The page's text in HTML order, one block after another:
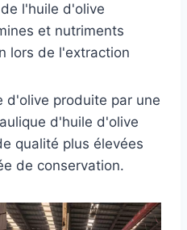
l'huile d'olive
et nutriments
lors de l'extraction
d'olive produite par une
d'huile d'olive
qualité plus élevées
de conservation.